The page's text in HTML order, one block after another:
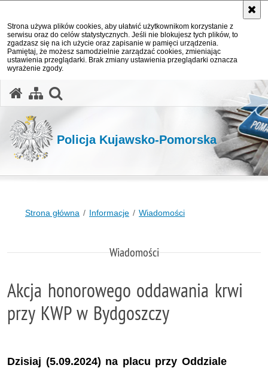
Strona używa plików cookies, aby ułatwić użytkownikom korzystanie z
serwisu oraz do celów statystycznych. Jeśli nie blokujesz tych plików, to
zgadzasz się na ich użycie oraz zapisanie w pamięci urządzenia.
Pamiętaj, że możesz samodzielnie zarządzać cookies, zmieniając
ustawienia przeglądarki. Brak zmiany ustawienia przeglądarki oznacza
wyrażenie zgody.
Policja Kujawsko-Pomorska
Strona główna Informacje Wiadomości
Wiadomości
Akcja honorowego oddawania krwi
przy KWP w Bydgoszczy
Dzisiaj (5.09.2024) na placu przy Oddziale